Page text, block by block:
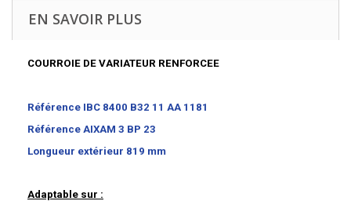
EN SAVOIR PLUS
COURROIE DE VARIATEUR RENFORCEE
Référence IBC 8400 B32 11 AA 1181
Référence AIXAM 3 BP 23
Longueur extérieur 819 mm
Adaptable sur :